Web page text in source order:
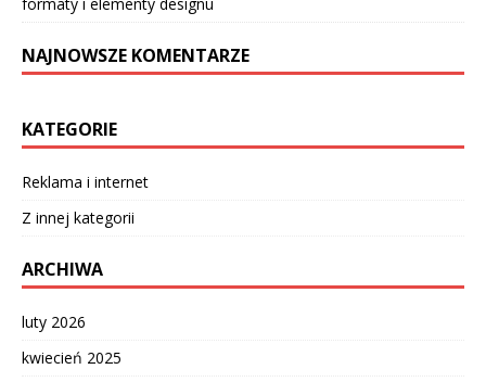
NAJNOWSZE KOMENTARZE
KATEGORIE
Reklama i internet
Z innej kategorii
ARCHIWA
luty 2026
kwiecień 2025